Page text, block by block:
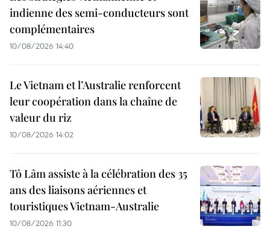
indienne des semi-conducteurs sont
complémentaires
10/08/2026 14:40
Le Vietnam et l’Australie renforcent
leur coopération dans la chaîne de
valeur du riz
10/08/2026 14:02
Tô Lâm assiste à la célébration des 35
ans des liaisons aériennes et
touristiques Vietnam-Australie
10/08/2026 11:30